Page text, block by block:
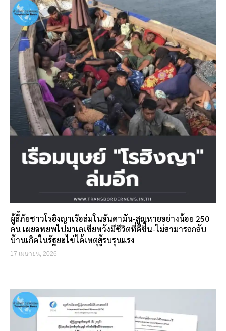
ผู้ลี้ภัยชาวโรฮิงญาเรือล่มในอันดามัน-สูญหายอย่างน้อย 250
คน เผยอพยพไปมาเลเซียหวังมีชีวิตที่ดีขึ้น-ไม่สามารถกลับ
บ้านเกิดในรัฐยะไข่ได้เหตุสู้รบรุนแรง
17 เมษายน, 2026